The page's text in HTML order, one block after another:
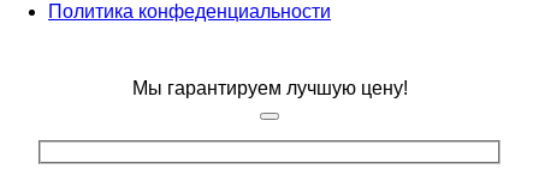
Политика конфеденциальности
Мы гарантируем лучшую цену!